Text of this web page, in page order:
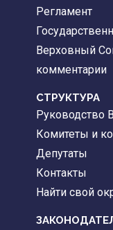
Регламент
Верховный
комментарии
CТРУКТУРА
Руководство
Комитеты и
Депутаты
Контакты
Найти свой